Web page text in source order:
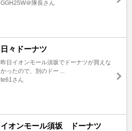
GGH25W＠隊長さん
日々ドーナツ
昨日イオンモール須坂でドーナツが買えな
かったので、別のドー ...
te61さん
イオンモール須坂 ドーナツ